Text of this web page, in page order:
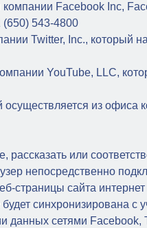
Facebook Inc,
(650) 543-4800
Twitter, Inc., который
YouTube, LLC,
осуществляется из офиса
или
непосредственно
страницы сайта
синхронизирована с
сетями Facebook,